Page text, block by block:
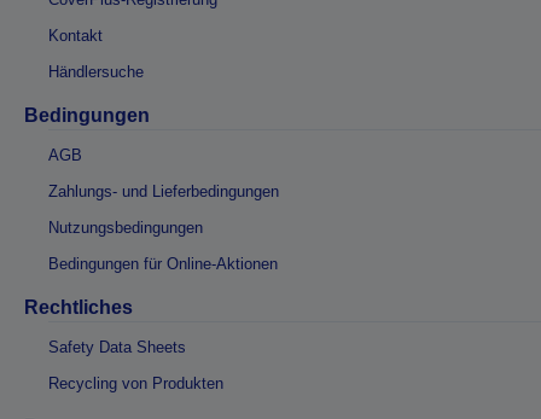
Kontakt
Händlersuche
Bedingungen
AGB
Zahlungs- und Lieferbedingungen
Nutzungsbedingungen
Bedingungen für Online-Aktionen
Rechtliches
Safety Data Sheets
Recycling von Produkten